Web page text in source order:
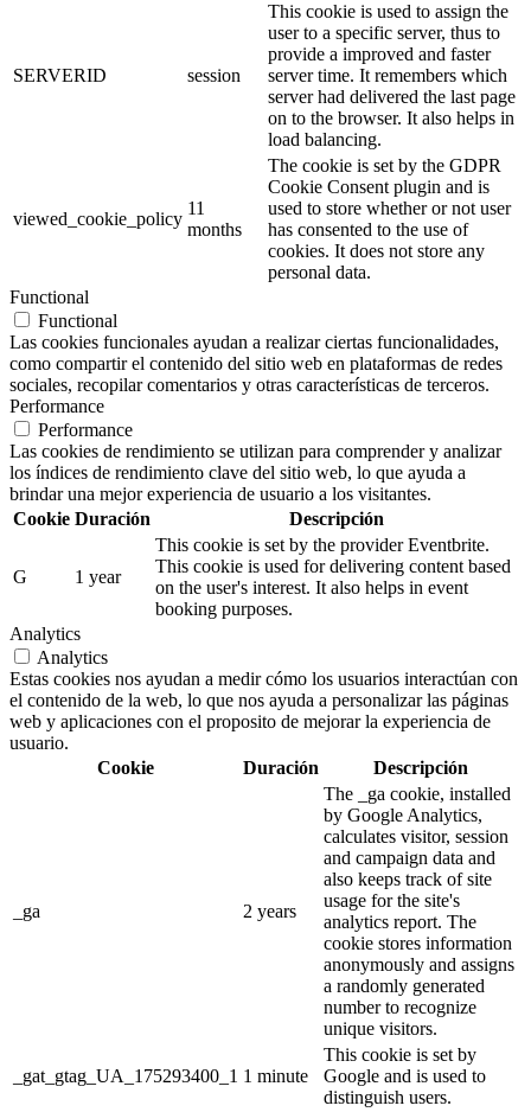
SERVERID session
This cookie is used to assign the
user to a specific server, thus to
provide a improved and faster
server time. It remembers which
server had delivered the last page
on to the browser. It also helps in
load balancing.
viewed_cookie_policy
11
months
The cookie is set by the GDPR
Cookie Consent plugin and is
used to store whether or not user
has consented to the use of
cookies. It does not store any
personal data.
Functional
Functional
Las cookies funcionales ayudan a realizar ciertas funcionalidades,
como compartir el contenido del sitio web en plataformas de redes
sociales, recopilar comentarios y otras características de terceros.
Performance
Performance
Las cookies de rendimiento se utilizan para comprender y analizar
los índices de rendimiento clave del sitio web, lo que ayuda a
brindar una mejor experiencia de usuario a los visitantes.
Cookie Duración Descripción
G 1 year
This cookie is set by the provider Eventbrite.
This cookie is used for delivering content based
on the user's interest. It also helps in event
booking purposes.
Analytics
Analytics
Estas cookies nos ayudan a medir cómo los usuarios interactúan con
el contenido de la web, lo que nos ayuda a personalizar las páginas
web y aplicaciones con el proposito de mejorar la experiencia de
usuario.
Cookie
Duración Descripción
_ga 2 years
The _ga cookie, installed
by Google Analytics,
calculates visitor, session
and campaign data and
also keeps track of site
usage for the site's
analytics report. The
cookie stores information
anonymously and assigns
a randomly generated
number to recognize
unique visitors.
_gat_gtag_UA_175293400_1 1 minute
This cookie is set by
Google and is used to
distinguish users.